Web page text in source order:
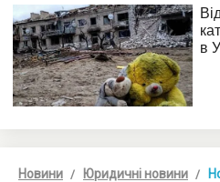
Новини Юридичні новини